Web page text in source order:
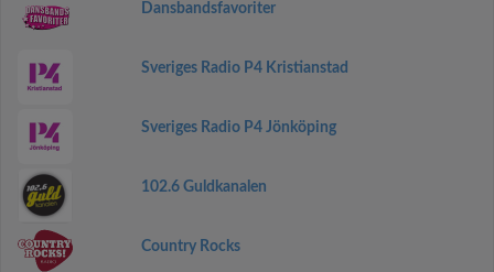
Dansbandsfavoriter
Sveriges Radio P4 Kristianstad
Sveriges Radio P4 Jönköping
102.6 Guldkanalen
Country Rocks